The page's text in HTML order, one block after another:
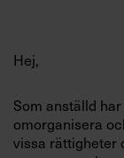
Sök
efter:
Hej,
Som anställd
omorganisera
vissa rättigheter